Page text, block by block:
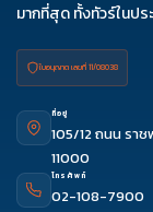
มากที่สุด ทั้งทัวร์ในปร
ใบอนุญาต เลขที่ 11/08038
ที่อยู่
105/12 ถนน รา
11000
โทรศัพท์
02-108-7900